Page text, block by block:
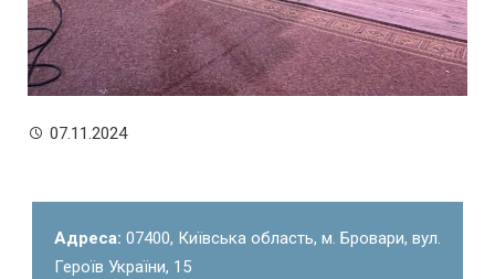
07.11.2024
Адреса: 07400, Київська область, м. Бровари, вул.
Героїв України, 15